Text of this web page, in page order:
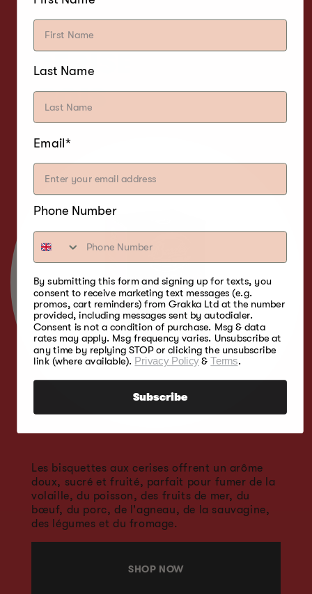
CERISE
BOIS
Les bisquettes aux cerises offrent un arôme
doux, sucré et fruité, parfait pour fumer de la
volaille, du poisson, des fruits de mer, du
bœuf, du porc, de l'agneau, de la sauvagine,
des légumes et du fromage.
SHOP NOW
Last Name
Email*
Phone Number
By submitting this form and signing up for texts, you
consent to receive marketing text messages (e.g.
promos, cart reminders) from Grakka Ltd at the number
provided, including messages sent by autodialer.
Consent is not a condition of purchase. Msg & data
rates may apply. Msg frequency varies. Unsubscribe at
any time by replying STOP or clicking the unsubscribe
link (where available). Privacy Policy&Terms.
Subscribe